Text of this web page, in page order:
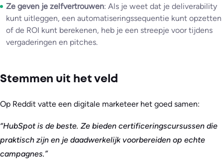
Ze geven je zelfvertrouwen: Als je weet dat je deliverability
kunt uitleggen, een automatiseringssequentie kunt opzetten
of de ROI kunt berekenen, heb je een streepje voor tijdens
vergaderingen en pitches.
Stemmen uit het veld
Op Reddit vatte een digitale marketeer het goed samen:
“HubSpot is de beste. Ze bieden certificeringscursussen die
praktisch zijn en je daadwerkelijk voorbereiden op echte
campagnes.”